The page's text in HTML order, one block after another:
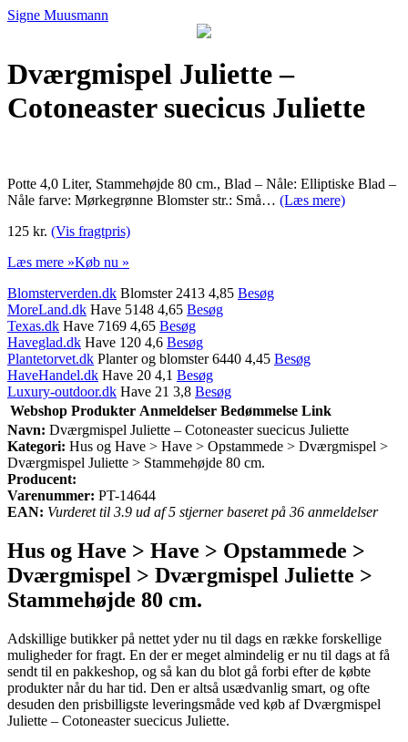
Signe Muusmann
Dværgmispel Juliette –
Cotoneaster suecicus Juliette
Potte 4,0 Liter, Stammehøjde 80 cm., Blad – Nåle: Elliptiske Blad –
Nåle farve: Mørkegrønne Blomster str.: Små… (Læs mere)
125 kr. (Vis fragtpris)
Læs mere »Køb nu »
Blomsterverden.dk Blomster 2413 4,85 Besøg
MoreLand.dk Have 5148 4,65 Besøg
Texas.dk Have 7169 4,65 Besøg
Haveglad.dk Have 120 4,6 Besøg
Plantetorvet.dk Planter og blomster 6440 4,45 Besøg
HaveHandel.dk Have 20 4,1 Besøg
Luxury-outdoor.dk Have 21 3,8 Besøg
Webshop Produkter Anmeldelser Bedømmelse Link
Navn: Dværgmispel Juliette – Cotoneaster suecicus Juliette
Kategori: Hus og Have > Have > Opstammede > Dværgmispel >
Dværgmispel Juliette > Stammehøjde 80 cm.
Producent:
Varenummer: PT-14644
EAN: Vurderet til 3.9 ud af 5 stjerner baseret på 36 anmeldelser
Hus og Have > Have > Opstammede >
Dværgmispel > Dværgmispel Juliette >
Stammehøjde 80 cm.
Adskillige butikker på nettet yder nu til dags en række forskellige
muligheder for fragt. En der er meget almindelig er nu til dags at få
sendt til en pakkeshop, og så kan du blot gå forbi efter de købte
produkter når du har tid. Den er altså usædvanlig smart, og ofte
desuden den prisbilligste leveringsmåde ved køb af Dværgmispel
Juliette – Cotoneaster suecicus Juliette.